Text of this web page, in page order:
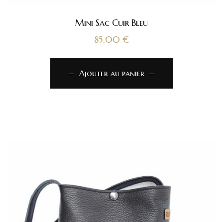
Mini Sac Cuir Bleu
85,00 €
Ajouter au panier